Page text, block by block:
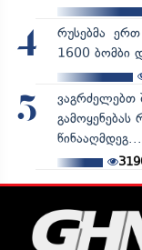
4
რუსებმა
1600 ბომბი
5
ვაგრძელებთ
გამოყენებას
წინააღმდეგ...